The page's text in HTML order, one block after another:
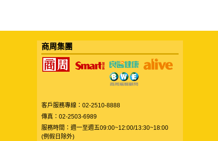
商周集團
客戶服務專線：02-2510-8888
傳真：02-2503-6989
服務時間：週一至週五09:00~12:00/13:30~18:00
(例假日除外)